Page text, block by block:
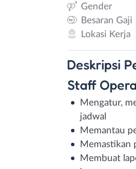
Gender
Besaran Gaji
Lokasi Kerja
Deskripsi
Staff
Mengatur,
jadwal
Memantau
Memastikan
Membuat